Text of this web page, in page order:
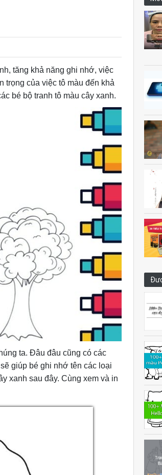
tăng khả năng ghi nhớ, việc
trọng của việc tô màu đến khả
bé bộ tranh tô màu cây xanh.
ta. Đâu đâu cũng có các
giúp bé ghi nhớ tên các loại
xanh sau đây. Cùng xem và in